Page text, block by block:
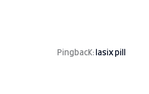
Pingback:lasix pill